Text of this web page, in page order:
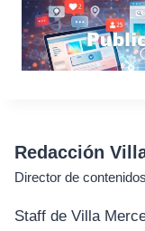
Redacción
Director de contenidos
Staff de Villa